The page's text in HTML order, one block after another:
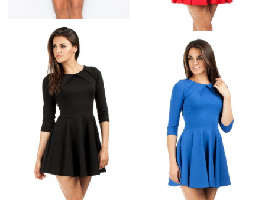
ŚLICZNA CZARNA
ZWIEWNA SUKIENKA
CZERWONA SUKIENKA
MŁODZIEŻOWA LUŹNY